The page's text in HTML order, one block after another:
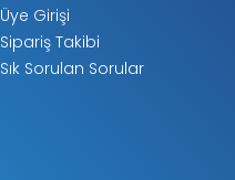
Üye Girişi
Sipariş Takibi
Sık Sorulan Sorular